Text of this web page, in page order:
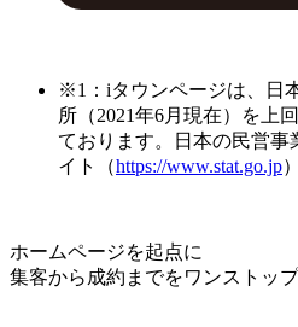
※1：iタウンページは、日
所（2021年6月現在）を上
ております。日本の民営事
イト（https://www.stat.go.jp
ホームページを起点に
集客から成約までをワンストッ